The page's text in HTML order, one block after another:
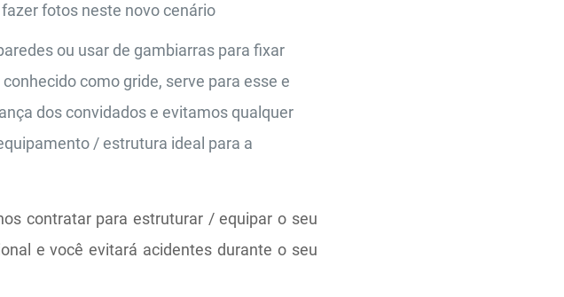
fotos neste novo cenário
ou usar de gambiarras para fixar
como gride, serve para esse e
dos convidados e evitamos qualquer
/ estrutura ideal para a
contratar para estruturar / equipar o seu
e você evitará acidentes durante o seu